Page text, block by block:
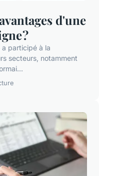
d'une
?
participé à la
secteurs, notamment